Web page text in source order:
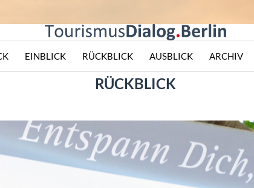
EINBLICK RÜCKBLICK AUSBLICK ARCHIV
RÜCKBLICK